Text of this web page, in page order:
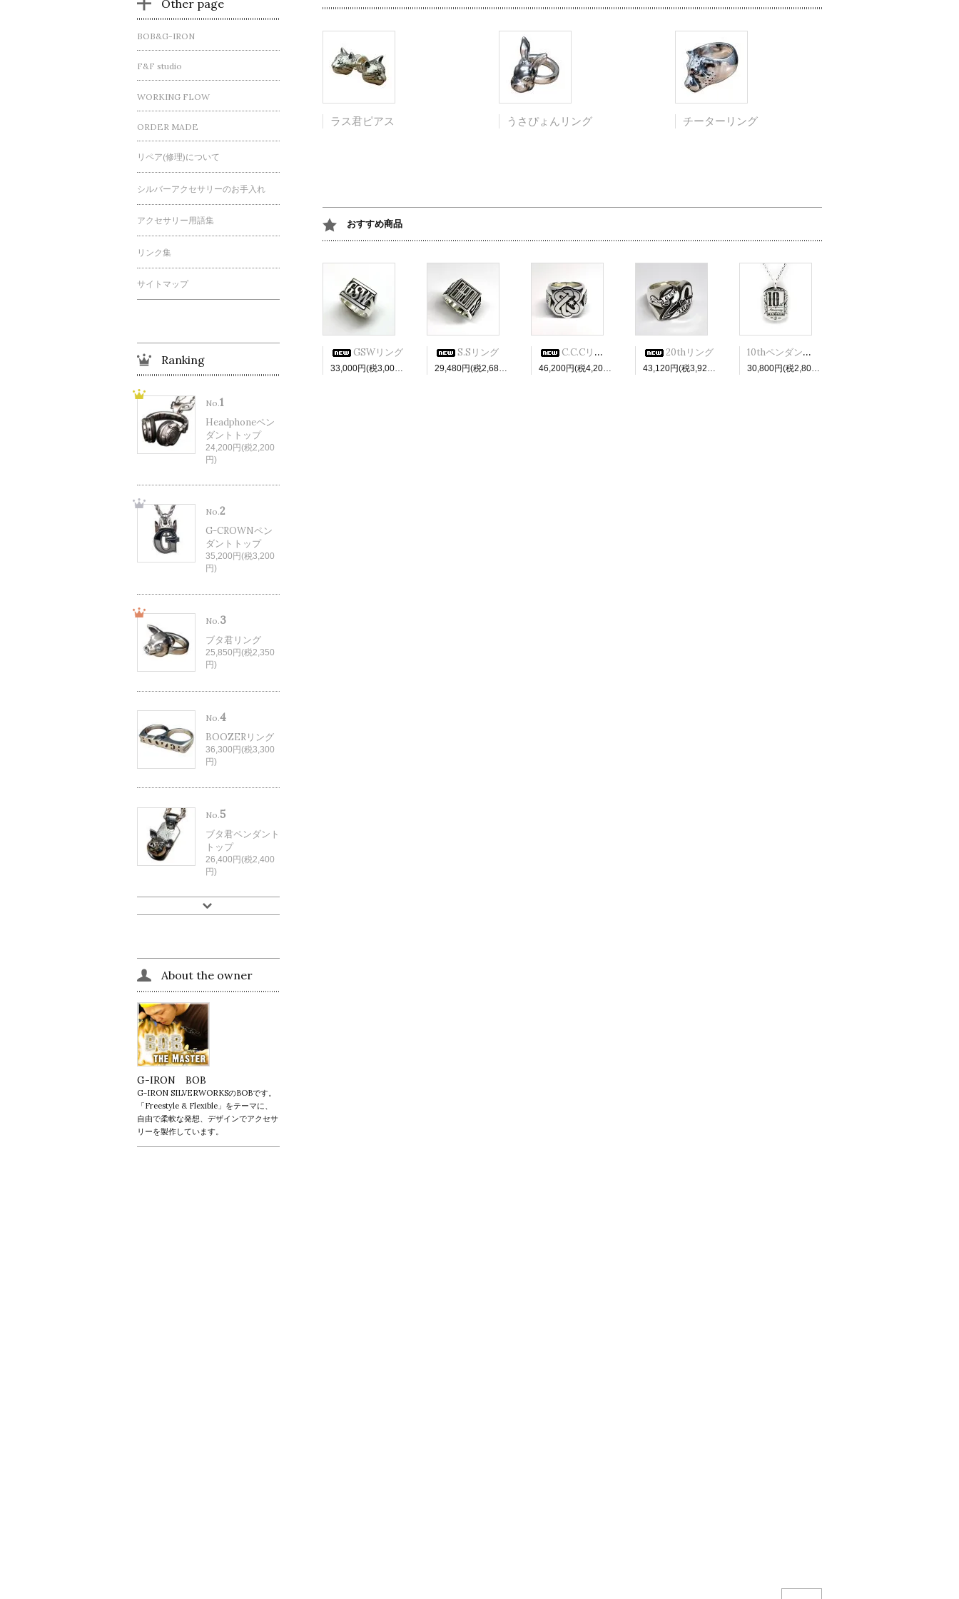
ラス君ピアス うさぴょんリング チーターリング
おすすめ商品
GSWリング S.Sリング C.C.Cリング 20thリング 10thペンダントトップ
Other page
BOB&G-IRON
F&F studio
WORKING FLOW
ORDER MADE
リペア(修理)について
シルバーアクセサリーのお手入れ
アクセサリー用語集
リンク集
サイトマップ
Ranking
No.1
Headphoneペン
ダントトップ
24,200円(税2,200
円)
No.2
G-CROWNペン
ダントトップ
35,200円(税3,200
円)
No.3
ブタ君リング
25,850円(税2,350
円)
No.4
BOOZERリング
36,300円(税3,300
円)
No.5
ブタ君ペンダント
トップ
26,400円(税2,400
円)
About the owner
G-IRON BOB
G-IRON SILVERWORKSのBOBです。
「Freestyle & Flexible」をテーマに、
自由で柔軟な発想、デザインでアクセサ
リーを製作しています。